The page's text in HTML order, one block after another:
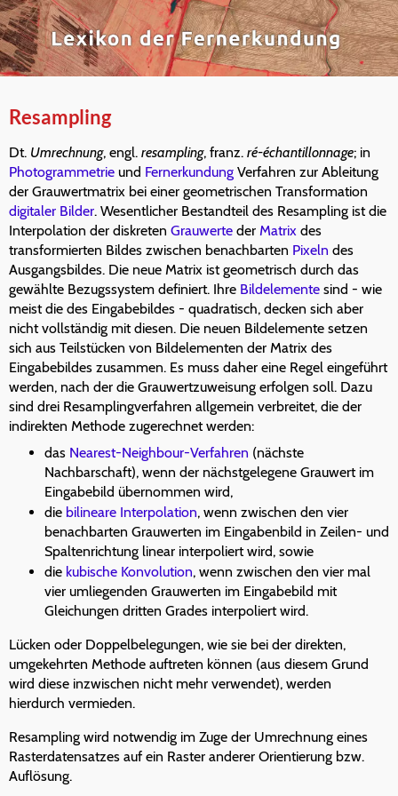
Resampling
Dt. Umrechnung, engl. resampling, franz. ré-échantillonnage; in
Photogrammetrie und Fernerkundung Verfahren zur Ableitung
der Grauwertmatrix bei einer geometrischen Transformation
digitaler Bilder. Wesentlicher Bestandteil des Resampling ist die
Interpolation der diskreten Grauwerte der Matrix des
transformierten Bildes zwischen benachbarten Pixeln des
Ausgangsbildes. Die neue Matrix ist geometrisch durch das
gewählte Bezugssystem definiert. Ihre Bildelemente sind - wie
meist die des Eingabebildes - quadratisch, decken sich aber
nicht vollständig mit diesen. Die neuen Bildelemente setzen
sich aus Teilstücken von Bildelementen der Matrix des
Eingabebildes zusammen. Es muss daher eine Regel eingeführt
werden, nach der die Grauwertzuweisung erfolgen soll. Dazu
sind drei Resamplingverfahren allgemein verbreitet, die der
indirekten Methode zugerechnet werden:
das Nearest-Neighbour-Verfahren (nächste
Nachbarschaft), wenn der nächstgelegene Grauwert im
Eingabebild übernommen wird,
die bilineare Interpolation, wenn zwischen den vier
benachbarten Grauwerten im Eingabenbild in Zeilen- und
Spaltenrichtung linear interpoliert wird, sowie
die kubische Konvolution, wenn zwischen den vier mal
vier umliegenden Grauwerten im Eingabebild mit
Gleichungen dritten Grades interpoliert wird.
Lücken oder Doppelbelegungen, wie sie bei der direkten,
umgekehrten Methode auftreten können (aus diesem Grund
wird diese inzwischen nicht mehr verwendet), werden
hierdurch vermieden.
Resampling wird notwendig im Zuge der Umrechnung eines
Rasterdatensatzes auf ein Raster anderer Orientierung bzw.
Auflösung.